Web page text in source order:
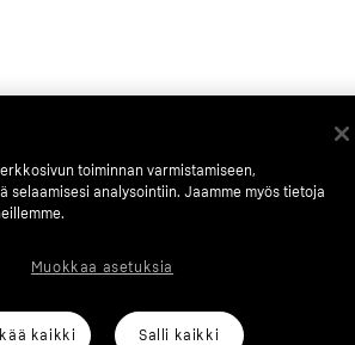
toiminnan varmistamiseen,
selaamisesi analysointiin. Jaamme myös tietoja
kaikki Salli kaikki
Muokkaa asetuksia